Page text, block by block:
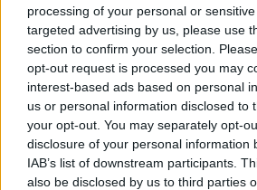
processing of your personal or
targeted advertising by us, please use
section to confirm your selection.
opt-out request is processed you may
interest-based ads based on personal
us or personal information disclosed to
your opt-out. You may separately opt-
disclosure of your personal information
IAB’s list of downstream participants.
also be disclosed by us to third parties
tényezőben kulcsszerepet
amely a munkaerő számára
fizetéseket és növekvő
Mit jelent mindez a világ
az a nézet volt a
világgazdaságba történő